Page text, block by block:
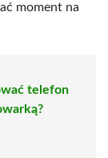
moment na
telefon